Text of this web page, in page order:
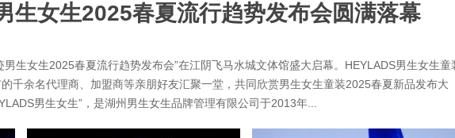
生女生2025春夏流行趋势发布会圆满落幕
生女生2025春夏流行趋势发布会”在江阴飞马水城文体馆盛大启幕。HEYLADS男生女生童
千余名代理商、加盟商等亲朋好友汇聚一堂，共同欣赏男生女生童装2025春夏新品发布大
男生女生”，是湖州男生女生品牌管理有限公司于2013年...